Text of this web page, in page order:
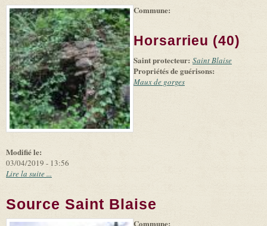
-
Leaflet (link is
|
Tiles
(link is
external)
©
Microsoft
and
suppliers
Modifié le:
03/04/2019 - 13:56
Commune:
Horsarrieu (40)
Saint protecteur: Saint Blaise
Propriétés de guérisons:
Maux de gorges
Lire la suite ...
Source Saint Blaise
Leaflet (link is
|
Commune: